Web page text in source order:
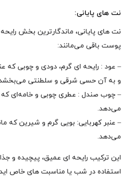
نت‌ های پایانی:
نت‌ های پایانی، ماندگارترین بخش
پوست باقی می‌مانند:
– عود : رایحه‌ ای گرم، دودی و چوبی
و به آن حسی شرقی و سلطنتی
– چوب صندل : عطری چوبی و خامه‌ای که
می‌دهد.
– عنبر کهربایی: بویی گرم و شیرین که
می‌دهد.
این ترکیب رایحه‌ ای عمیق، پیچیده و
استفاده در شب یا مناسبت‌ های خاص